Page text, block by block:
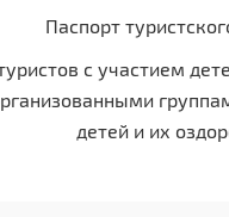
Паспорт
с участием
детей и их